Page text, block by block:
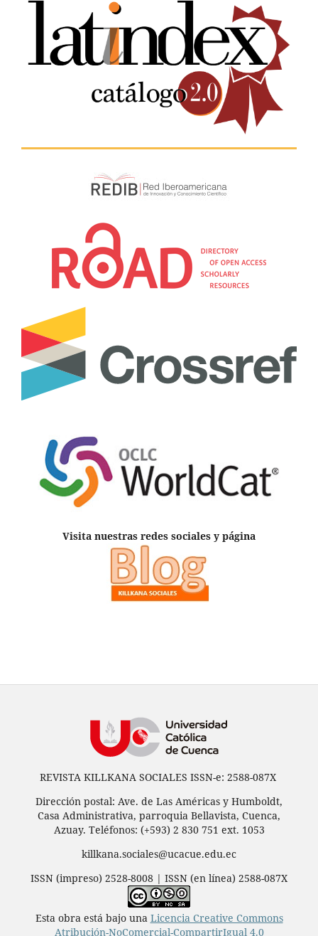
Visita nuestras redes sociales y página
REVISTA KILLKANA SOCIALES ISSN-e: 2588-087X
Dirección postal: Ave. de Las Américas y Humboldt,
Casa Administrativa, parroquia Bellavista, Cuenca,
Azuay. Teléfonos: (+593) 2 830 751 ext. 1053
killkana.sociales@ucacue.edu.ec
ISSN (impreso) 2528-8008 | ISSN (en línea) 2588-087X
Esta obra está bajo una Licencia Creative Commons
Atribución-NoComercial-CompartirIgual 4.0